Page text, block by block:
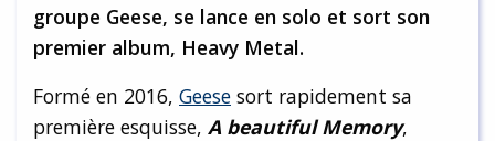
groupe Geese, se lance en solo et sort son
premier album, Heavy Metal.
Formé en 2016, Geese sort rapidement sa
première esquisse, A beautiful Memory,